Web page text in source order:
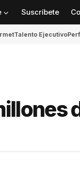
Suscríbete
Talento Ejecutivo